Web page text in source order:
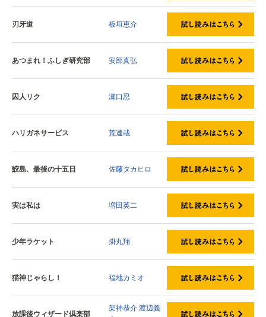
刃牙道 板垣恵介
あつまれ！ふしぎ研究部 安部真弘
囚人リク 瀬口忍
ハリガネサービス 荒達哉
鮫島、最後の十五日 佐藤タカヒロ
実は私は 増田英二
少年ラケット 掛丸翔
猫神じゃらし！ 福地カミオ
放課後ウィザード倶楽部
架神恭介渡辺義